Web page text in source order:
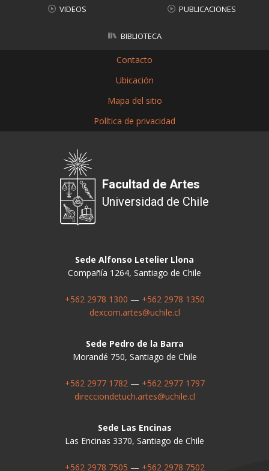
VIDEOS PUBLICACIONES
BIBLIOTECA
Contacto
Ubicación
Mapa del sitio
Política de privacidad
Facultad de Artes
Universidad de Chile
Sede Alfonso Letelier Llona
Compañía 1264, Santiago de Chile
+562 2978 1300 — +562 2978 1350
dexcom.artes@uchile.cl
Sede Pedro de la Barra
Morandé 750, Santiago de Chile
+562 2977 1782 — +562 2977 1797
direcciondetuch.artes@uchile.cl
Sede Las Encinas
Las Encinas 3370, Santiago de Chile
+562 2978 7505 — +562 2978 7502